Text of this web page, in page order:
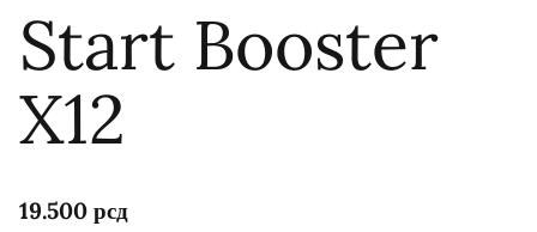
Start Booster
X12
19.500 рсд